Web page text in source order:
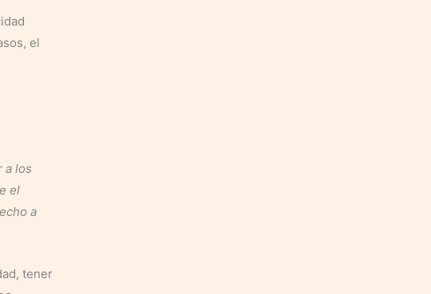
el
a los
el
a
tener